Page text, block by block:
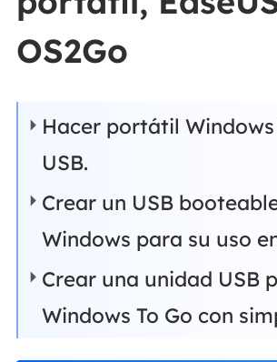
OS2Go
Hacer portátil Windows
USB.
Crear un USB
Windows para su uso
Crear una unidad USB
Windows To Go con